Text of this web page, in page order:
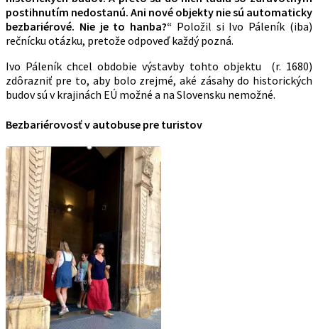
postihnutím nedostanú. Ani nové objekty nie sú automaticky
bezbariérové. Nie je to hanba?“ Položil si Ivo Páleník (iba)
rečnícku otázku, pretože odpoveď každý pozná.
Ivo Páleník chcel obdobie výstavby tohto objektu (r. 1680)
zdôrazniť pre to, aby bolo zrejmé, aké zásahy do historických
budov sú v krajinách EÚ možné a na Slovensku nemožné.
Bezbariérovosť v autobuse pre turistov